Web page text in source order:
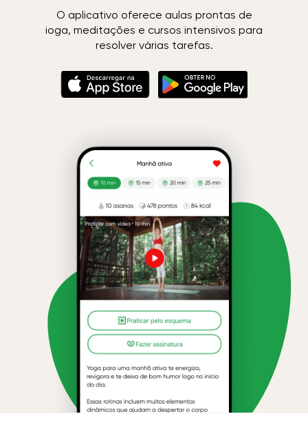
O aplicativo oferece aulas prontas de
ioga, meditações e cursos intensivos para
resolver várias tarefas.